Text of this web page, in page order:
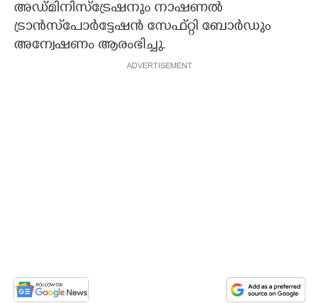
അഡ്മിനിസ്ട്രേഷനും നാഷണൽ
ട്രാൻസ്‌പോർട്ടേഷൻ സേഫ്റ്റി ബോർഡും
അന്വേഷണം ആരംഭിച്ചു.
ADVERTISEMENT